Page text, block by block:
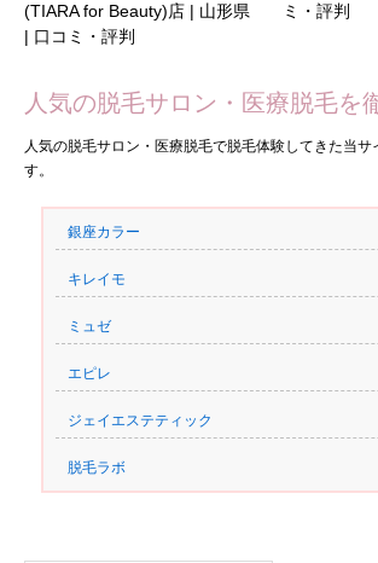
(TIARA for Beauty)店 | 山形県
| 口コミ・評判
ミ・評判
人気の脱毛サロン・医療脱毛を
人気の脱毛サロン・医療脱毛で脱毛体験してきた当サ
す。
銀座カラー
キレイモ
ミュゼ
エピレ
ジェイエステティック
脱毛ラボ